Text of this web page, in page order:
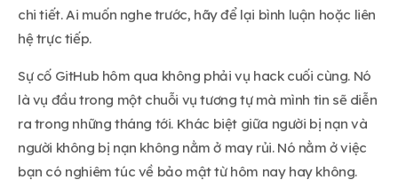
chi tiết. Ai muốn nghe trước, hãy để lại bình luận hoặc liên
hệ trực tiếp.
Sự cố GitHub hôm qua không phải vụ hack cuối cùng. Nó
là vụ đầu trong một chuỗi vụ tương tự mà mình tin sẽ diễn
ra trong những tháng tới. Khác biệt giữa người bị nạn và
người không bị nạn không nằm ở may rủi. Nó nằm ở việc
bạn có nghiêm túc về bảo mật từ hôm nay hay không.